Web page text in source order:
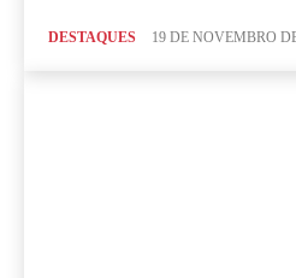
DESTAQUES 19 DE NOVEMBRO